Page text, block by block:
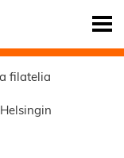
filatelia